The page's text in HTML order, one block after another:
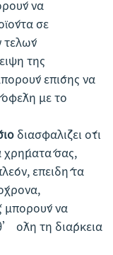
να
σε
τελών
της
επίσης να
με το
διασφαλίζει ότι
χρήματά σας,
επειδή τα
μπορούν να
όλη τη διάρκεια